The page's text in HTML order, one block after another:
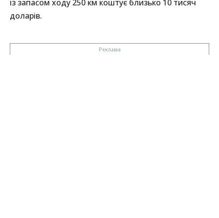
із запасом ходу 250 км коштує близько 10 тисяч
доларів.